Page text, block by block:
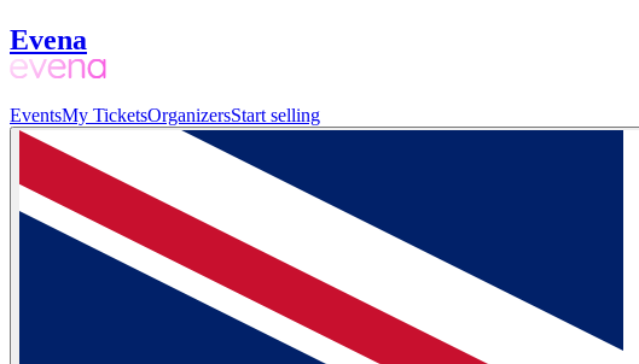
Evena
EventsMy TicketsOrganizersStart selling